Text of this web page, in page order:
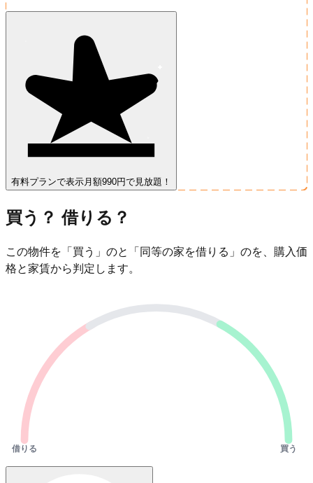
有料プランで表示 月額990円で見放題！
買う？ 借りる？
この物件を「買う」のと「同等の家を借りる」のを、購入価
格と家賃から判定します。
借りる 買う